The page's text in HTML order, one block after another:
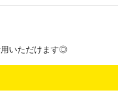
用いただけます◎